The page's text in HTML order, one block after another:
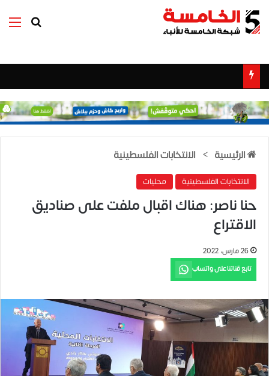
بحث عن
الرئيسية > الانتخابات الفلسطينية
الانتخابات الفلسطينية محليات
حنا ناصر: هناك اقبال ملفت على صناديق
الاقتراع
26 مارس، 2022
تابع قناتنا على واتساب